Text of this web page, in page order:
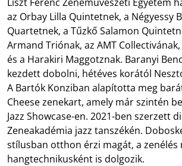
az Orbay Lilla Quintetnek, a Négyessy
Quartetnek, a Tűzkő Salamon
Armand Triónak, az AMT
és a Harakiri Maggotznak. Baranyi
kezdett dobolni, hétéves korától
A Bartók Konziban alapította meg
Cheese zenekart, amely már szintén
Jazz Showcase-en. 2021-ben szerzett
Zeneakadémia jazz tanszékén.
stílusban otthon érzi magát, a zenélés
hangtechnikusként is dolgozik.